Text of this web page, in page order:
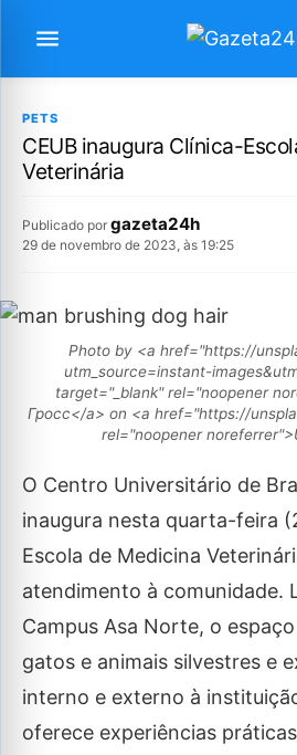
PETS
CEUB inaugura Clínica-
Veterinária
Publicado por gazeta24h
29 de novembro de 2023, às 19:25
Photo by <a href="https://
utm_source=instant-
target="_blank" rel="noopener
Гросс</a> on <a href="https://
rel="noopener
O Centro Universitário de
inaugura nesta quarta-feira
Escola de Medicina
atendimento à comunidade.
Campus Asa Norte, o
gatos e animais silvestres e
interno e externo à
oferece experiências